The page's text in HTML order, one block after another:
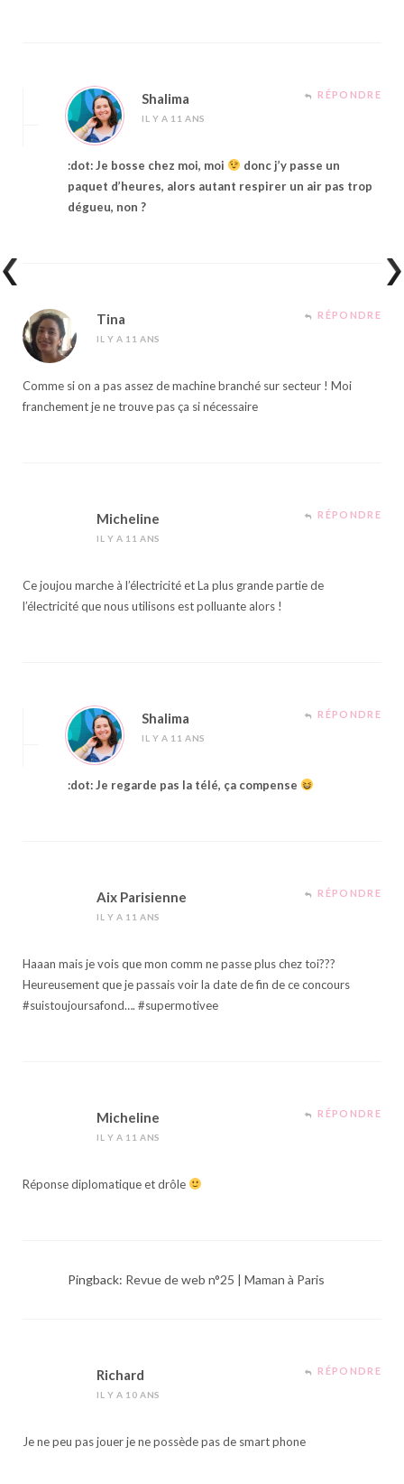
Shalima
IL Y A 11 ANS
RÉPONDRE
:dot: Je bosse chez moi, moi
donc j’y passe un
paquet d’heures, alors autant respirer un air pas trop
dégueu, non ?
Tina
IL Y A 11 ANS
RÉPONDRE
Comme si on a pas assez de machine branché sur secteur ! Moi
franchement je ne trouve pas ça si nécessaire
Micheline
IL Y A 11 ANS
RÉPONDRE
Ce joujou marche à l’électricité et La plus grande partie de
l’électricité que nous utilisons est polluante alors !
Shalima
IL Y A 11 ANS
RÉPONDRE
:dot: Je regarde pas la télé, ça compense
Aix Parisienne
IL Y A 11 ANS
RÉPONDRE
Haaan mais je vois que mon comm ne passe plus chez toi???
Heureusement que je passais voir la date de fin de ce concours
#suistoujoursafond…. #supermotivee
Micheline
IL Y A 11 ANS
RÉPONDRE
Réponse diplomatique et drôle
Pingback: Revue de web n°25 | Maman à Paris
Richard
IL Y A 10 ANS
RÉPONDRE
Je ne peu pas jouer je ne possède pas de smart phone